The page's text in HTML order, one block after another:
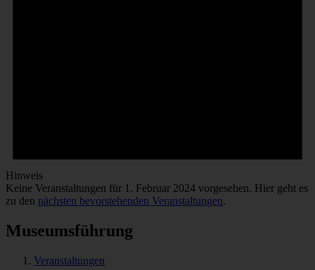
Hinweis
Keine Veranstaltungen für 1. Februar 2024 vorgesehen. Hier geht es
zu den nächsten bevorstehenden Veranstaltungen.
Museumsführung
Veranstaltungen